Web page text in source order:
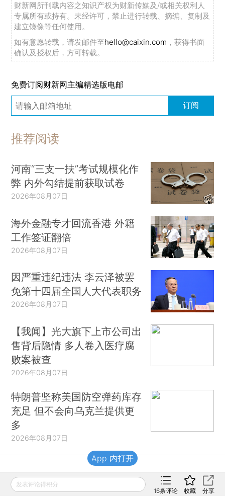
财新网所刊载内容之知识产权为财新传媒及/或相关权利人
专属所有或持有。未经许可，禁止进行转载、摘编、复制及
建立镜像等任何使用。
如有意愿转载，请发邮件至hello@caixin.com ，获得书面
确认及授权后，方可转载。
免费订阅财新网主编精选版电邮
订阅
推荐阅读
河南“三支一扶”考试规模化作
弊 内外勾结提前获取试卷
2026年08月07日
海外金融专才回流香港 外籍
工作签证翻倍
2026年08月07日
因严重违纪违法 李云泽被罢
免第十四届全国人大代表职务
2026年08月07日
【我闻】光大旗下上市公司出
售背后隐情 多人卷入医疗腐
败案被查
2026年08月07日
特朗普坚称美国防空弹药库存
充足 但不会向乌克兰提供更
多
2026年08月07日
财新移动
发表评论得积分
16条评论 收藏 分享
App 内打开